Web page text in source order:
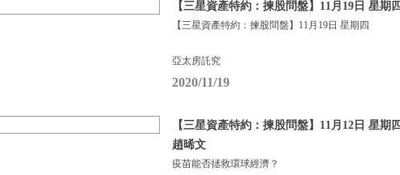
【三星資產特約：揀股問盤】11月19日 星期四
【三星資產特約：揀股問盤】11月19日 星期四
亞太房託究
2020/11/19
【三星資產特約：揀股問盤】11月12日 星期
趙晞文
疫苗能否拯救環球經濟？